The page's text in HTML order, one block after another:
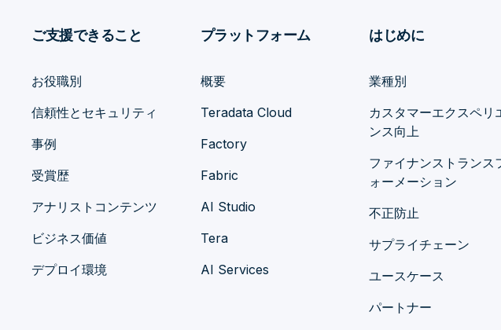
ご支援できること
お役職別
信頼性とセキュリティ
事例
受賞歴
アナリストコンテンツ
ビジネス価値
デプロイ環境
プラットフォーム
概要
Teradata Cloud
Factory
Fabric
AI Studio
Tera
AI Services
はじめに
業種別
カスタマーエクスペリ
ンス向上
ファイナンストランス
ォーメーション
不正防止
サプライチェーン
ユースケース
パートナー